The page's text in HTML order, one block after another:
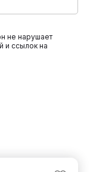
не нарушает
и ссылок на